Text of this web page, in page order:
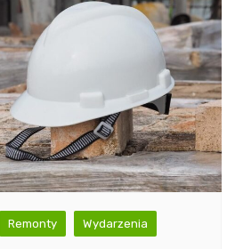
Remonty Wydarzenia